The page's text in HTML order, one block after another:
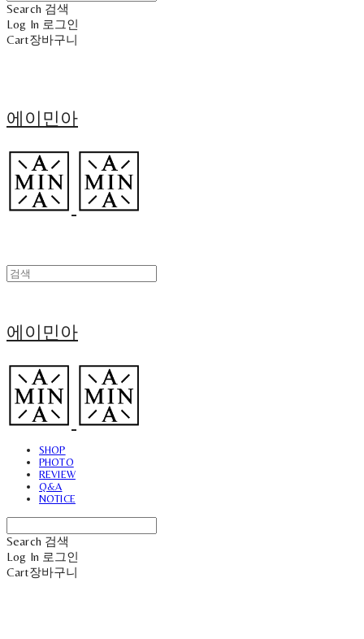
Search 검색
Log In 로그인
Cart장바구니
에이민아
에이민아
SHOP
PHOTO
REVIEW
Q&A
NOTICE
Search 검색
Log In 로그인
Cart장바구니